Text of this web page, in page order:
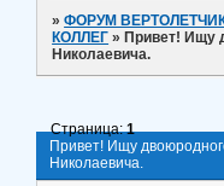
»ФОРУМ
КОЛЛЕГ » Привет! Ищу
Николаевича.
Привет! Ищу
Николаевича.
Страница:1